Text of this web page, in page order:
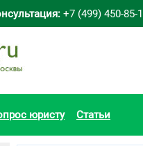
+7 (499) 450-85-
юристу Статьи